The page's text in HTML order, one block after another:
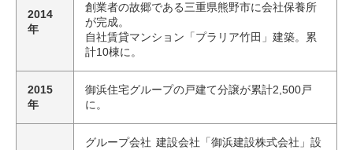
2014
年
創業者の故郷である三重県熊野市に会社保養所
が完成。
自社賃貸マンション「プラリア竹田」建築。累
計10棟に。
2015
年
御浜住宅グループの戸建て分譲が累計2,500戸
に。
グループ会社 建設会社「御浜建設株式会社」設